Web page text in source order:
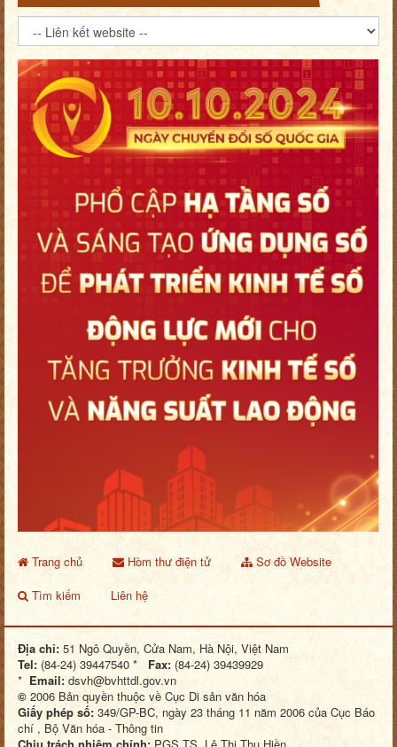
Trang chủ Hòm thư điện tử
Sơ đồ Website
Tìm kiếm
Liên hệ
Địa chỉ: 51 Ngô Quyền, Cửa Nam, Hà Nội, Việt Nam
Tel: (84-24) 39447540 * Fax: (84-24) 39439929
* Email: dsvh@bvhttdl.gov.vn
© 2006 Bản quyền thuộc về Cục Di sản văn hóa
Giấy phép số: 349/GP-BC, ngày 23 tháng 11 năm 2006 của Cục Báo
chí , Bộ Văn hóa - Thông tin